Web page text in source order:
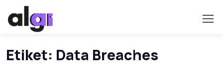
Etiket: Data Breaches